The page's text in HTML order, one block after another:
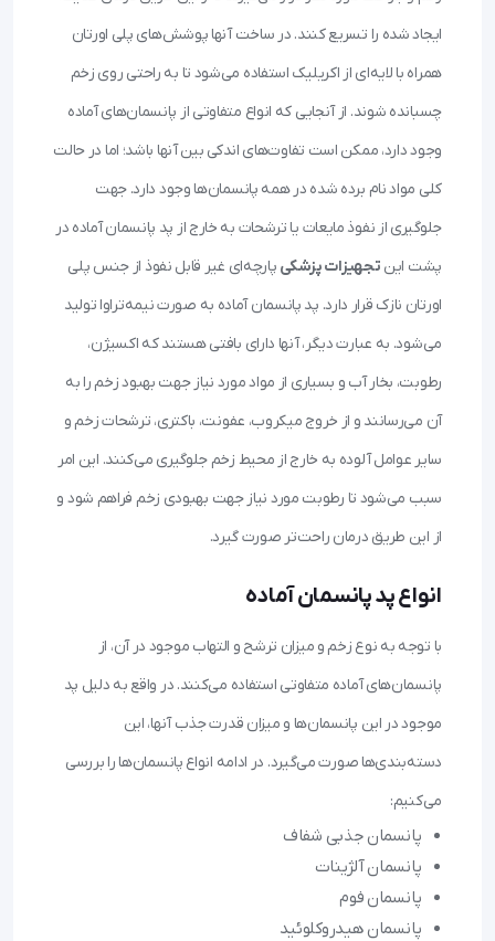
ایجاد شده را تسریع کنند. در ساخت آنها پوشش‌های پلی اورتان
همراه با لایه‌ای از اکریلیک استفاده می‌شود تا به راحتی روی زخم
چسبانده شوند. از آنجایی که انواع متفاوتی از پانسمان‌های آماده
وجود دارد، ممکن است تفاوت‌های اندکی بین آنها باشد؛ اما در حالت
کلی مواد نام برده شده در همه پانسمان‌ها وجود دارد. جهت
جلوگیری از نفوذ مایعات یا ترشحات به خارج از پد پانسمان آماده در
پشت این تجهیزات پزشکی پارچه‌ای غیر قابل نفوذ از جنس پلی
اورتان نازک قرار دارد. پد پانسمان آماده به صورت نیمه‌تراوا تولید
می‌شود. به عبارت دیگر، آنها دارای بافتی هستند که اکسیژن،
رطوبت، بخار آب و بسیاری از مواد مورد نیاز جهت بهبود زخم را به
آن می‌رسانند و از خروج میکروب، عفونت، باکتری، ترشحات زخم و
سایر عوامل آلوده به خارج از محیط زخم جلوگیری می‌کنند. این امر
سبب می‌شود تا رطوبت مورد نیاز جهت بهبودی زخم فراهم شود و
از این طریق درمان راحت‌تر صورت گیرد.
انواع پد پانسمان آماده
با توجه به نوع زخم و میزان ترشح و التهاب موجود در آن، از
پانسمان‌های آماده متفاوتی استفاده می‌کنند. در واقع به دلیل پد
موجود در این پانسمان‌ها و میزان قدرت جذب آنها، این
دسته‌بندی‌ها صورت می‌گیرد. در ادامه انواع پانسمان‌ها را بررسی
می‌کنیم:
پانسمان جذبی شفاف
پانسمان آلژینات
پانسمان فوم
پانسمان هیدروکلوئید